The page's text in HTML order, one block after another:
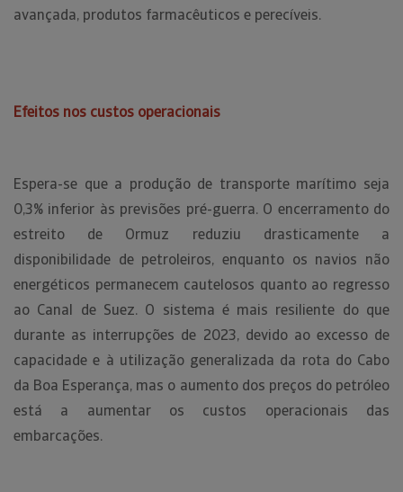
avançada, produtos farmacêuticos e perecíveis.
Efeitos nos custos operacionais
Espera-se que a produção de transporte marítimo seja
0,3% inferior às previsões pré-guerra. O encerramento do
estreito de Ormuz reduziu drasticamente a
disponibilidade de petroleiros, enquanto os navios não
energéticos permanecem cautelosos quanto ao regresso
ao Canal de Suez. O sistema é mais resiliente do que
durante as interrupções de 2023, devido ao excesso de
capacidade e à utilização generalizada da rota do Cabo
da Boa Esperança, mas o aumento dos preços do petróleo
está a aumentar os custos operacionais das
embarcações.